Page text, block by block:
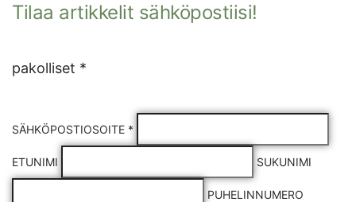
Tilaa artikkelit sähköpostiisi!
pakolliset *
SÄHKÖPOSTIOSOITE *
ETUNIMI SUKUNIMI
PUHELINNUMERO